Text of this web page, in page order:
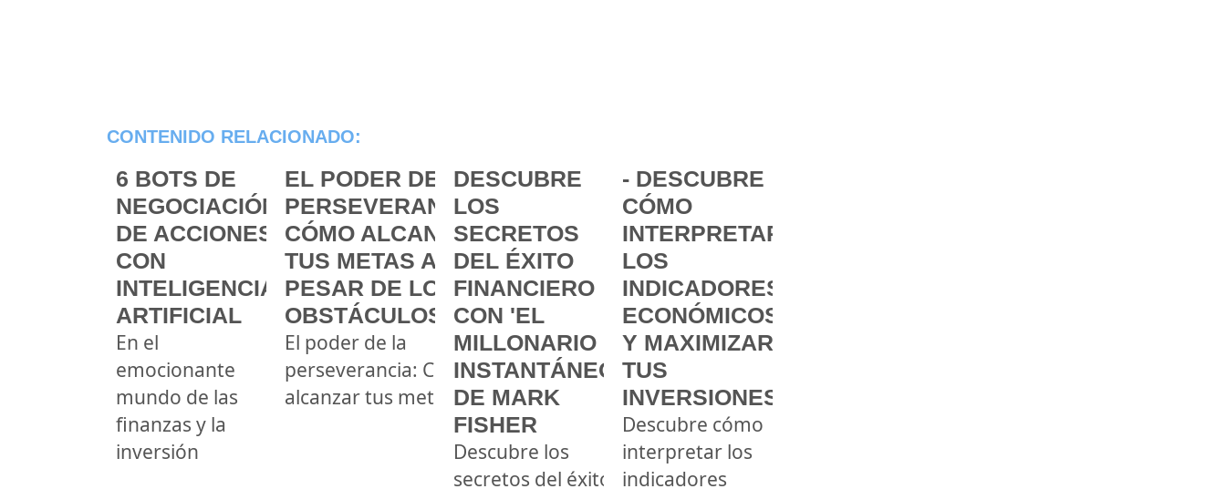
CONTENIDO RELACIONADO:
6 BOTS DE
NEGOCIACIÓN
DE ACCIONES
CON
INTELIGENCIA
ARTIFICIAL
En el
emocionante
mundo de las
finanzas y la
inversión
EL PODER DE LA
PERSEVERANCIA:
CÓMO ALCANZAR
TUS METAS A
PESAR DE LOS
OBSTÁCULOS
El poder de la
perseverancia: Cómo
alcanzar tus metas
DESCUBRE
LOS
SECRETOS
DEL ÉXITO
FINANCIERO
CON 'EL
MILLONARIO
INSTANTÁNEO'
DE MARK
FISHER
Descubre los
secretos del éxito
- DESCUBRE
CÓMO
INTERPRETAR
LOS
INDICADORES
ECONÓMICOS
Y MAXIMIZAR
TUS
INVERSIONES
Descubre cómo
interpretar los
indicadores